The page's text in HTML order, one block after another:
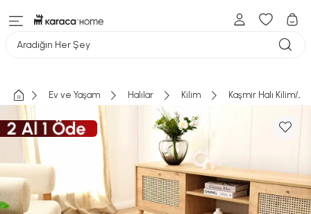
Aradığın Her Şey
Ev ve Yaşam Halılar Kilim Kaşmir Halı Kilim/